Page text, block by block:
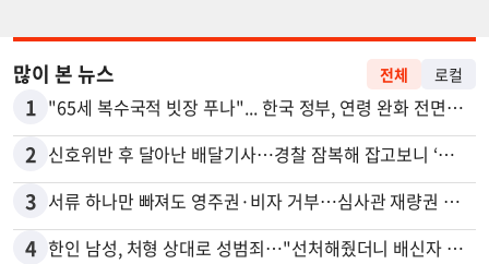
많이 본 뉴스 전체 로컬
1 "65세 복수국적 빗장 푸나"... 한국 정부, 연령 완화 전면 추진
2 신호위반 후 달아난 배달기사…경찰 잠복해 잡고보니 ‘반전’
3 서류 하나만 빠져도 영주권·비자 거부…심사관 재량권 대폭 확대
4 한인 남성, 처형 상대로 성범죄…"선처해줬더니 배신자 취급"